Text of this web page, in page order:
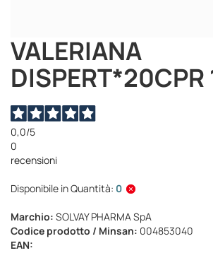
VALERIANA
DISPERT*20CPR
0,0/5
0
recensioni
Disponibile in Quantità: 0
Marchio: SOLVAY PHARMA SpA
Codice prodotto / Minsan: 004853040
EAN:
Vai
all'inizio
della
galleria
immagini